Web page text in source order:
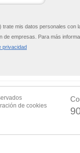
trate mis datos personales
de empresas. Para más
privacidad
de cookies